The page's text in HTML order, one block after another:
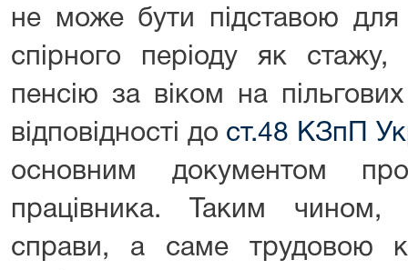
не може бути підставою для
спірного періоду як
пенсію за віком на
відповідності до ст.48 КЗпП
основним документом про
працівника. Таким чином,
справи, а саме трудовою